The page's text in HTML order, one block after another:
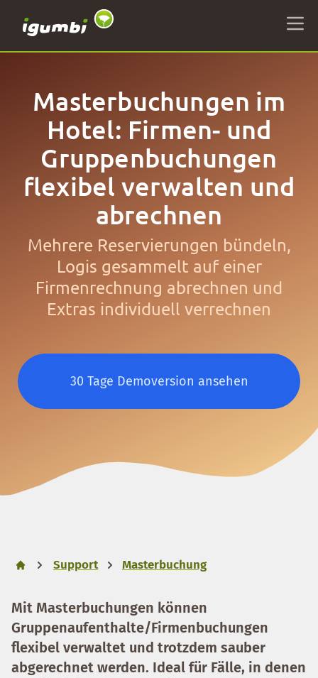
Masterbuchungen im
Hotel: Firmen- und
Gruppenbuchungen
flexibel verwalten und
abrechnen
Mehrere Reservierungen bündeln,
Logis gesammelt auf einer
Firmenrechnung abrechnen und
Extras individuell verrechnen
30 Tage Demoversion ansehen
Support Masterbuchung
Mit Masterbuchungen können
Gruppenaufenthalte/Firmenbuchungen
flexibel verwaltet und trotzdem sauber
abgerechnet werden. Ideal für Fälle, in denen